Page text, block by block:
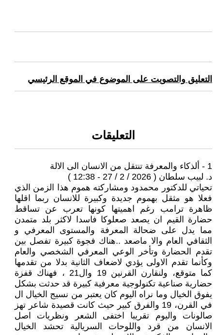
التعليق والتصويت على الموضوع في الموقع الرئيسي
التعليقات
1 - ألذكاء والمعرفة تنتقل من الانسان الى الالة
د. لبيب سلطان ( 2026 / 2 / 27 - 12:38 )
تحياتي للدكتور محمدود ومشاركته هموم هذا الزمن الذي
فعلا هو مثقل بهموم جديدة وكبيرة للانسان ربما اقلها
ظاهرة ترامب رغم اهميتها كونها تعرب عن تساقط
حضارة القيم ان يصعد صعلوكا فاسدا لاكثر بلد متمدن
مما يدل على ضحالة المعرفة والمستوى المعرفي و
الثقافي العام والا ماصعد ..هناك فجوة كبيرة تفصل بين
تقدم الحضارة وتأخر الوعي المعرفي الشخصي والعام
وكأنما تقدم الاولى يؤدي لاضعاف الثانية بدلا من تقدمها
كما متوقع، ولنقارن القرنين 19 وال21 ، فهناك قفزة
حضارية صناعية تكنولوجية معرفية كبيرة قد حدثت بشكل
يفوق الخيال وما نراه اليوم كان يعتبر من نسيج الخيال ال
في القرن، 19 والفرق كبير حيث كانت قصيدة شاعر تهز
صالونات واليوم تقريبا اختفى الشعر ونظريات اصل
الانسان من قرد واللوحات السريالية تحشد الخيال